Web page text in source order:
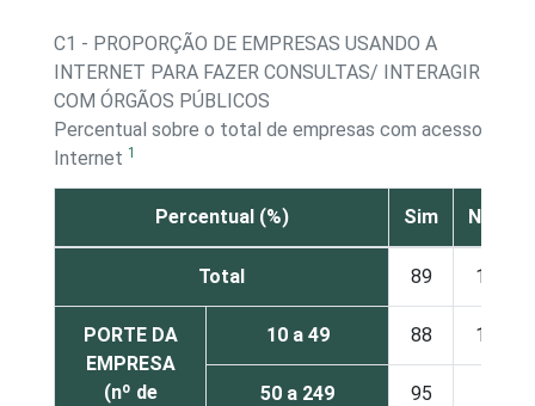
C1 - PROPORÇÃO DE EMPRESAS USANDO A
INTERNET PARA FAZER CONSULTAS/ INTERAGIR
COM ÓRGÃOS PÚBLICOS
Percentual sobre o total de empresas com acesso à
Internet 1
Percentual (%) Sim Não
Total 89 11
PORTE DA
EMPRESA
(nº de
10 a 49 88 12
50 a 249 95